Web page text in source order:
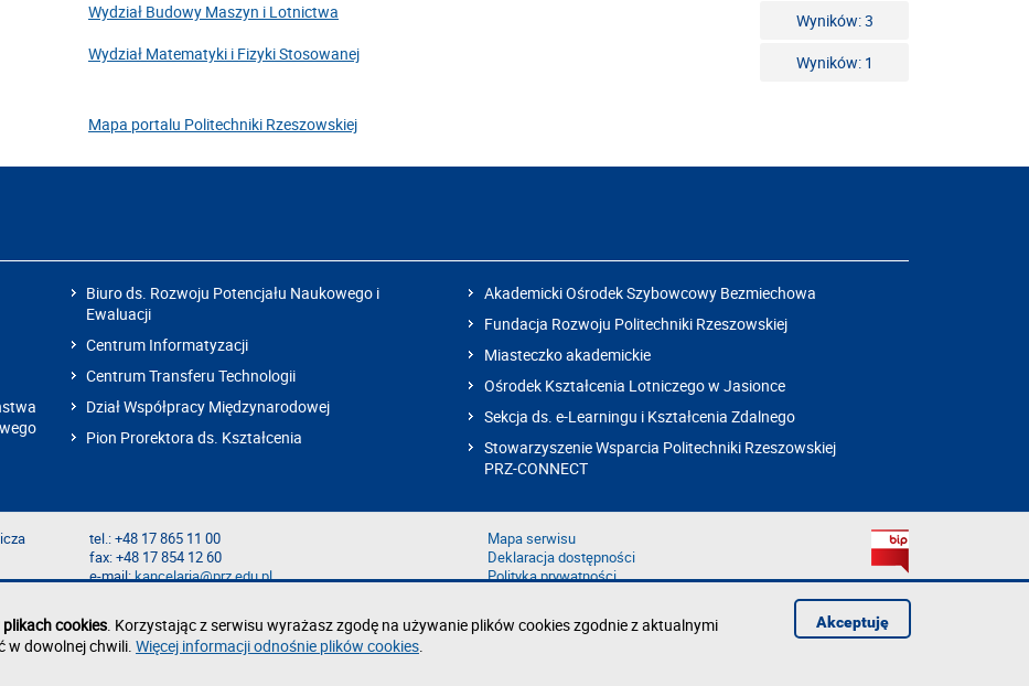
Wydział Budowy Maszyn i Lotnictwa
Wyników: 3
Wydział Matematyki i Fizyki Stosowanej
Wyników: 1
Mapa portalu Politechniki Rzeszowskiej
Biuro ds. Rozwoju Potencjału Naukowego i
Ewaluacji
Centrum Informatyzacji
Centrum Transferu Technologii
Dział Współpracy Międzynarodowej
Pion Prorektora ds. Kształcenia
Akademicki Ośrodek Szybowcowy Bezmiechowa
Fundacja Rozwoju Politechniki Rzeszowskiej
Miasteczko akademickie
Ośrodek Kształcenia Lotniczego w Jasionce
Sekcja ds. e-Learningu i Kształcenia Zdalnego
Stowarzyszenie Wsparcia Politechniki Rzeszowskiej
PRZ-CONNECT
tel.: +48 17 865 11 00
fax: +48 17 854 12 60
e-mail:kancelaria@prz.edu.pl
Mapa serwisu
Deklaracja dostępności
Polityka prywatności
cookies. Korzystając z serwisu wyrażasz zgodę na używanie plików cookies zgodnie z aktualnymi
w dowolnej chwili. Więcej informacji odnośnie plików cookies.
Akceptuję